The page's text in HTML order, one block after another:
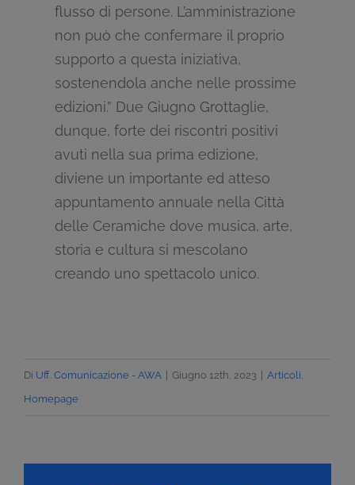
flusso di persone. L’amministrazione
non può che confermare il proprio
supporto a questa iniziativa,
sostenendola anche nelle prossime
edizioni.” Due Giugno Grottaglie,
dunque, forte dei riscontri positivi
avuti nella sua prima edizione,
diviene un importante ed atteso
appuntamento annuale nella Città
delle Ceramiche dove musica, arte,
storia e cultura si mescolano
creando uno spettacolo unico.
Di Uff. Comunicazione - AWA Giugno 12th, 2023 Articoli,
Homepage